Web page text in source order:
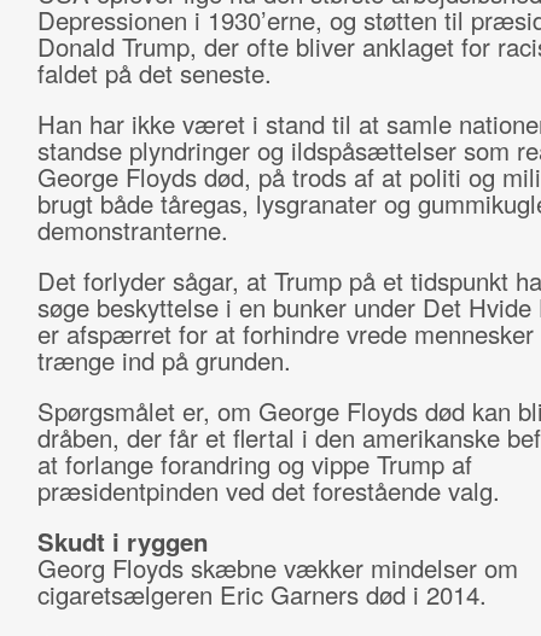
Depressionen i 1930’erne, og støtten til
Donald Trump, der ofte bliver anklaget for
faldet på det seneste.
Han har ikke været i stand til at samle
standse plyndringer og ildspåsættelser som
George Floyds død, på trods af at politi og
brugt både tåregas, lysgranater og
demonstranterne.
Det forlyder sågar, at Trump på et tidspunkt
søge beskyttelse i en bunker under Det Hvide
er afspærret for at forhindre vrede mennesker
trænge ind på grunden.
Spørgsmålet er, om George Floyds død kan
dråben, der får et flertal i den amerikanske
at forlange forandring og vippe Trump af
præsidentpinden ved det forestående valg.
Skudt i ryggen
Georg Floyds skæbne vækker mindelser om
cigaretsælgeren Eric Garners død i 2014.